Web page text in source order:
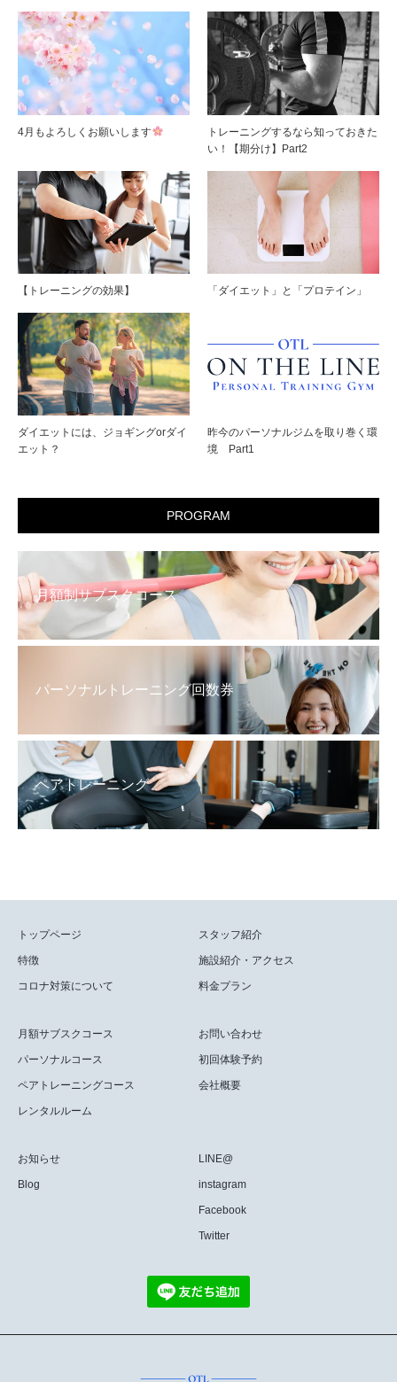
4月もよろしくお願いします
トレーニングするなら知っておきた
い！【期分け】Part2
【トレーニングの効果】 「ダイエット」と「プロテイン」
ダイエットには、ジョギングorダイ
エット？
昨今のパーソナルジムを取り巻く環
境 Part1
PROGRAM
月額制サブスクコース
パーソナルトレーニング回数券
ペアトレーニング
トップページ
特徴
コロナ対策について
スタッフ紹介
施設紹介・アクセス
料金プラン
月額サブスクコース
パーソナルコース
ペアトレーニングコース
レンタルルーム
お問い合わせ
初回体験予約
会社概要
お知らせ
Blog
LINE@
instagram
Facebook
Twitter